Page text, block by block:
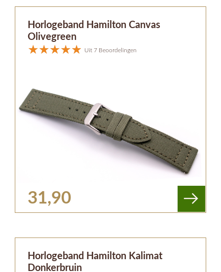
Horlogeband Hamilton Canvas
Olivegreen
Uit 7 Beoordelingen
31,90
Horlogeband Hamilton Kalimat
Donkerbruin